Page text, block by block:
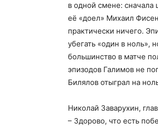
в одной смене: сначала
её «доел» Михаил
практически ничего.
убегать «один в ноль»,
большинство в матче
эпизодов Галимов не
Билялов отыграл на
Николай Заварухин,
– Здорово, что есть